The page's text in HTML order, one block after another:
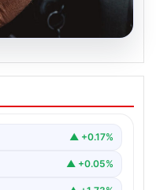
mi,
emekli
▲ +0.17%
▲ +0.05%